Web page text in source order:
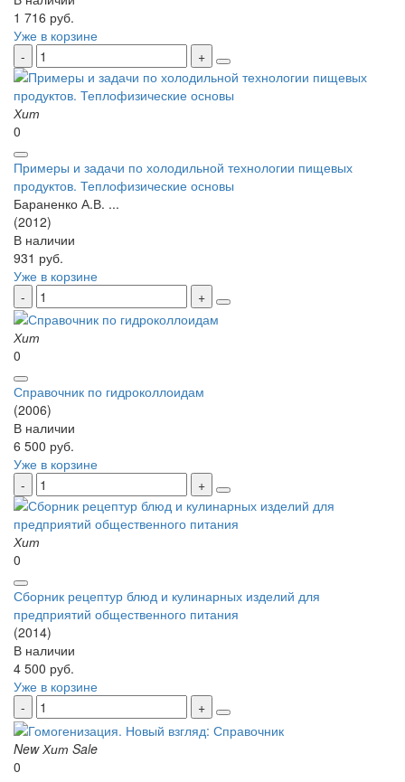
1 716 руб.
Уже в корзине
Хит
0
Примеры и задачи по холодильной технологии пищевых
продуктов. Теплофизические основы
Бараненко А.В. ...
(2012)
В наличии
931 руб.
Уже в корзине
Хит
0
Справочник по гидроколлоидам
(2006)
В наличии
6 500 руб.
Уже в корзине
Хит
0
Сборник рецептур блюд и кулинарных изделий для
предприятий общественного питания
(2014)
В наличии
4 500 руб.
Уже в корзине
New Хит Sale
0